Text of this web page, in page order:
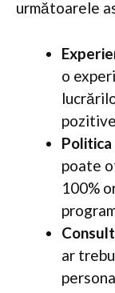
următoarele
o
poate
100%
ar